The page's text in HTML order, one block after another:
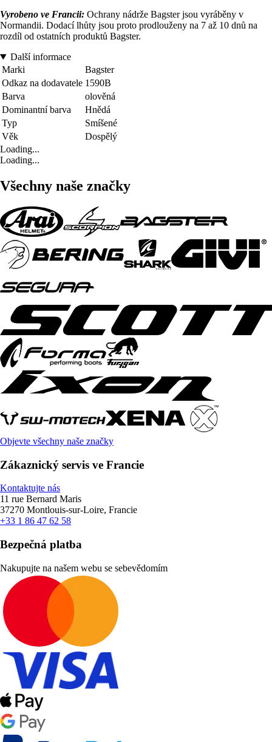
Vyrobeno ve Francii: Ochrany nádrže Bagster jsou vyráběny v
Normandii. Dodací lhůty jsou proto prodlouženy na 7 až 10 dnů na
rozdíl od ostatních produktů Bagster.
Další informace
Marki
Bagster
Odkaz na dodavatele 1590B
Barva
olověná
Dominantní barva
Hnědá
Typ
Smíšené
Věk
Dospělý
Loading...
Loading...
Všechny naše značky
Objevte všechny naše značky
Zákaznický servis ve Francie
Kontaktujte nás
11 rue Bernard Maris
37270 Montlouis-sur-Loire, Francie
+33 1 86 47 62 58
Bezpečná platba
Nakupujte na našem webu se sebevědomím